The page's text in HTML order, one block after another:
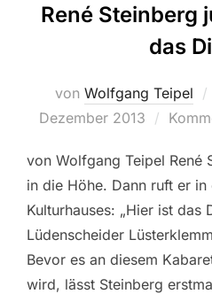
René Steinberg
das
von Wolfgang Teipel
Dezember 2013
von Wolfgang Teipel René
in die Höhe. Dann ruft er in
Kulturhauses: „Hier ist das
Lüdenscheider
Bevor es an diesem
wird, lässt Steinberg